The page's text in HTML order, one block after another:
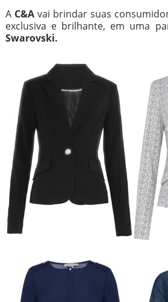
A C&Avai brindar suas
exclusiva e brilhante, em uma
Swarovski.